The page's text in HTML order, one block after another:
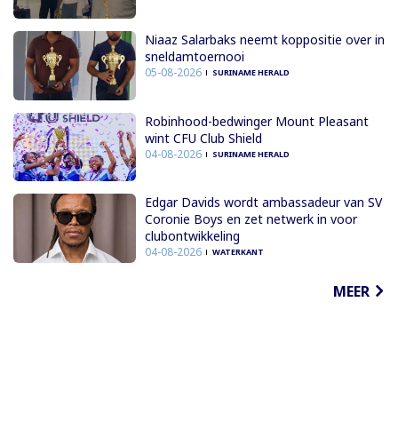
Niaaz Salarbaks neemt koppositie over in
sneldamtoernooi
05-08-2026 SURINAME HERALD
Robinhood-bedwinger Mount Pleasant
wint CFU Club Shield
04-08-2026 SURINAME HERALD
Edgar Davids wordt ambassadeur van SV
Coronie Boys en zet netwerk in voor
clubontwikkeling
04-08-2026 WATERKANT
MEER